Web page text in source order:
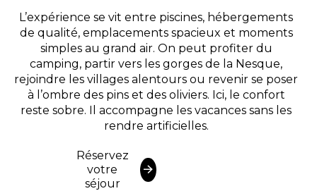
L’expérience se vit entre piscines, hébergements
de qualité, emplacements spacieux et moments
simples au grand air. On peut profiter du
camping, partir vers les gorges de la Nesque,
rejoindre les villages alentours ou revenir se poser
à l’ombre des pins et des oliviers. Ici, le confort
reste sobre. Il accompagne les vacances sans les
rendre artificielles.
Réservez
votre
séjour